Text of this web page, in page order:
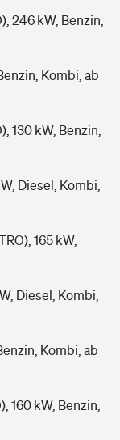
246 kW, Benzin,
Kombi, ab
130 kW, Benzin,
Diesel, Kombi,
165 kW,
Diesel, Kombi,
Kombi, ab
160 kW, Benzin,